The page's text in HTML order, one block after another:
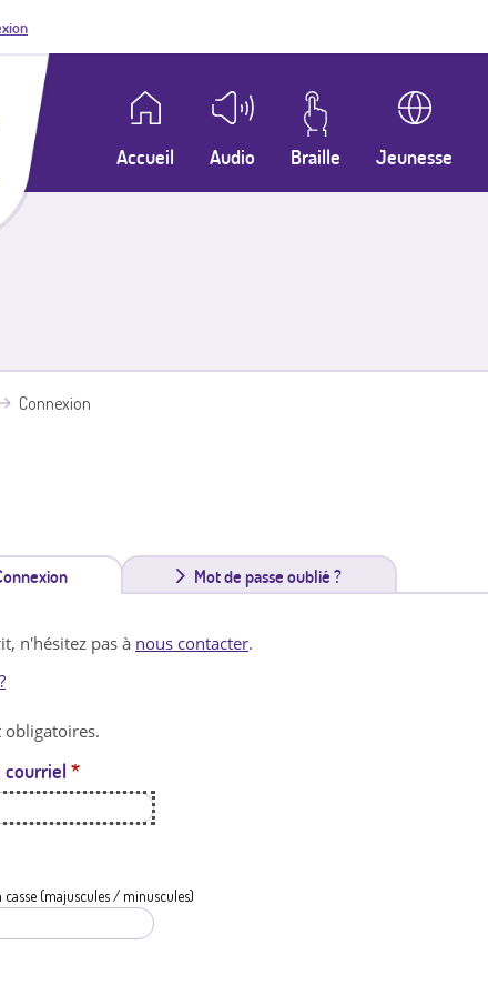
Accueil Audio Braille Jeunesse
Connexion
n
l
e
Mot de passe oublié ?
n'hésitez pas à nous contacter.
obligatoires.
courriel *
casse (majuscules / minuscules)